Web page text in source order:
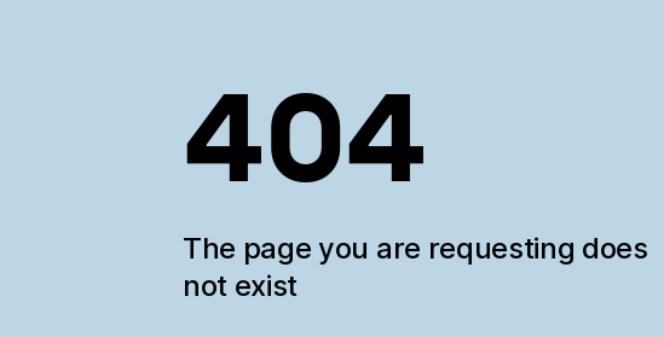
404
The page you are requesting does
not exist